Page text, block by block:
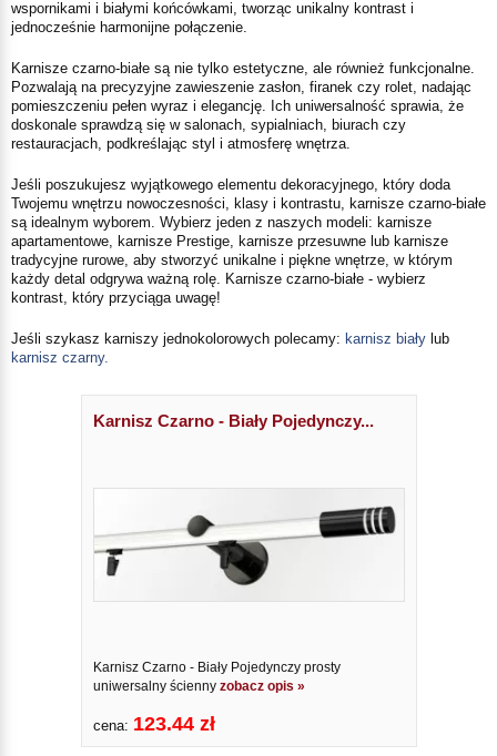
wspornikami i białymi końcówkami, tworząc unikalny kontrast i
jednocześnie harmonijne połączenie.
Karnisze czarno-białe są nie tylko estetyczne, ale również funkcjonalne.
Pozwalają na precyzyjne zawieszenie zasłon, firanek czy rolet, nadając
pomieszczeniu pełen wyraz i elegancję. Ich uniwersalność sprawia, że
doskonale sprawdzą się w salonach, sypialniach, biurach czy
restauracjach, podkreślając styl i atmosferę wnętrza.
Jeśli poszukujesz wyjątkowego elementu dekoracyjnego, który doda
Twojemu wnętrzu nowoczesności, klasy i kontrastu, karnisze czarno-białe
są idealnym wyborem. Wybierz jeden z naszych modeli: karnisze
apartamentowe, karnisze Prestige, karnisze przesuwne lub karnisze
tradycyjne rurowe, aby stworzyć unikalne i piękne wnętrze, w którym
każdy detal odgrywa ważną rolę. Karnisze czarno-białe - wybierz
kontrast, który przyciąga uwagę!
Jeśli szykasz karniszy jednokolorowych polecamy: karnisz biały lub
karnisz czarny.
Karnisz Czarno - Biały Pojedynczy...
Karnisz Czarno - Biały Pojedynczy prosty
uniwersalny ścienny zobacz opis »
cena: 123.44 zł